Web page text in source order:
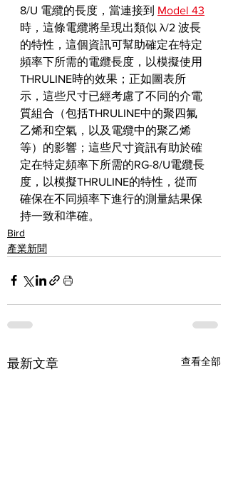
8/U 電纜的長度，當連接到 Model 43
時，這條電纜將呈現出類似 λ/2 波長
的特性，這個資訊可幫助確定在特定
頻率下所需的電纜長度，以模擬使用
THRULINE時的效果；正如圖表所
示，這些尺寸已經考慮了不同的介電
質組合（包括THRULINE中的聚四氟
乙烯和空氣，以及電纜中的聚乙烯
等）的影響；這些尺寸資訊有助於確
定在特定頻率下所需的RG-8/U電纜長
度，以模擬THRULINE的特性，從而
確保在不同頻率下進行的測量結果保
持一致和準確。
Bird
產業新聞
最新文章 查看全部